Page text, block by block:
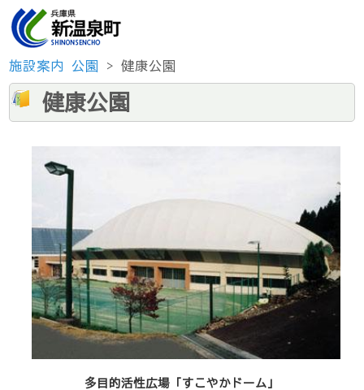
施設案内 公園 > 健康公園
健康公園
多目的活性広場「すこやかドーム」